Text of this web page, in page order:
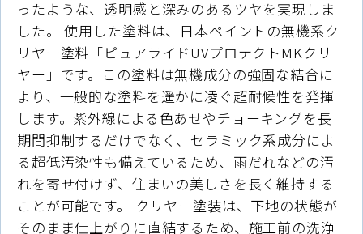
ったような、透明感と深みのあるツヤを実現しま
した。 使用した塗料は、日本ペイントの無機系ク
リヤー塗料「ピュアライドUVプロテクトMKクリ
ヤー」です。この塗料は無機成分の強固な結合に
より、一般的な塗料を遥かに凌ぐ超耐候性を発揮
します。紫外線による色あせやチョーキングを長
期間抑制するだけでなく、セラミック系成分によ
る超低汚染性も備えているため、雨だれなどの汚
れを寄せ付けず、住まいの美しさを長く維持する
ことが可能です。 クリヤー塗装は、下地の状態が
そのまま仕上がりに直結するため、施工前の洗浄